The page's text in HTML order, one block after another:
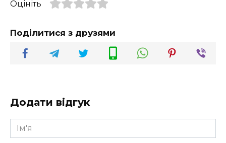
Оцініть
Поділитися з друзями
Додати відгук
Ім'я
*